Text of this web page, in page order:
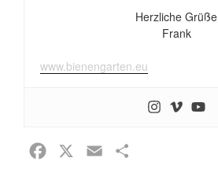
Herzliche Grüße
Frank
www.bienengarten.eu